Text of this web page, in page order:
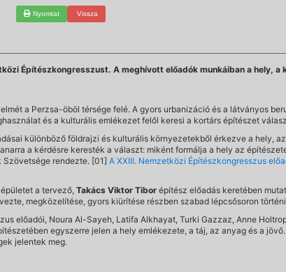
Nyomtat Vissza
Építészkongresszust. A meghívott előadók munkáiban a hely, a
a Perzsa-öböl térsége felé. A gyors urbanizáció és a látványos
és a kulturális emlékezet felől keresi a kortárs építészet
különböző földrajzi és kulturális környezetekből érkezve a hely,
a kérdésre keresték a választ: miként formálja a hely az
Szövetsége rendezte. [01] A XXIII. Nemzetközi Építészkongresszus
a tervező, Takács Viktor Tibor építész előadás keretében
megközelítése, gyors kiürítése részben szabad lépcsősoron
előadói, Noura Al-Sayeh, Latifa Alkhayat, Turki Gazzaz, Anne
egyszerre jelen a hely emlékezete, a táj, az anyag és a
jelentek meg.